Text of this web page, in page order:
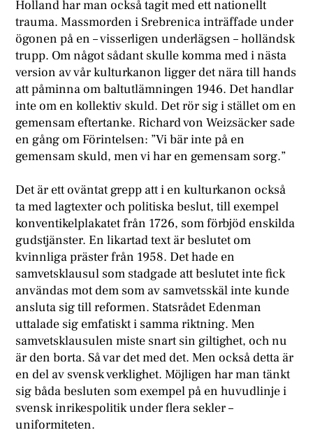
Holland har man också tagit med ett nationellt
trauma. Massmorden i Srebrenica inträffade under
ögonen på en – visserligen underlägsen – holländsk
trupp. Om något sådant skulle komma med i nästa
version av vår kulturkanon ligger det nära till hands
att påminna om baltutlämningen 1946. Det handlar
inte om en kollektiv skuld. Det rör sig i stället om en
gemensam eftertanke. Richard von Weizsäcker sade
en gång om Förintelsen: ”Vi bär inte på en
gemensam skuld, men vi har en gemensam sorg.”
Det är ett oväntat grepp att i en kulturkanon också
ta med lagtexter och politiska beslut, till exempel
konventikelplakatet från 1726, som förbjöd enskilda
gudstjänster. En likartad text är beslutet om
kvinnliga präster från 1958. Det hade en
samvetsklausul som stadgade att beslutet inte fick
användas mot dem som av samvetsskäl inte kunde
ansluta sig till reformen. Statsrådet Edenman
uttalade sig emfatiskt i samma riktning. Men
samvetsklausulen miste snart sin giltighet, och nu
är den borta. Så var det med det. Men också detta är
en del av svensk verklighet. Möjligen har man tänkt
sig båda besluten som exempel på en huvudlinje i
svensk inrikespolitik under flera sekler –
uniformiteten.